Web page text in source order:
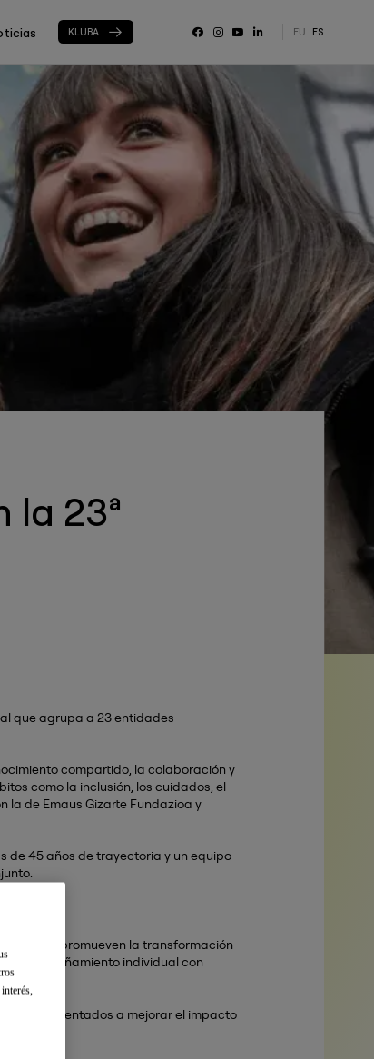
KLUBA EU ES
la 23ª
que agrupa a 23 entidades
compartido, la colaboración y
como la inclusión, los cuidados, el
la de Emaus Gizarte Fundazioa y
de 45 años de trayectoria y un equipo
que promueven la transformación
acompañamiento individual con
orientados a mejorar el impacto